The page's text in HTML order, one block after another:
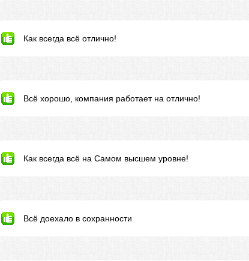
Как всегда всё отлично!
Всё хорошо, компания работает на отлично!
Как всегда всё на Самом высшем уровне!
Всё доехало в сохранности